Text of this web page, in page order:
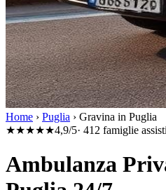
Home › Puglia › Gravina in Puglia
★★★★★4,9/5· 412 famiglie
Ambulanza